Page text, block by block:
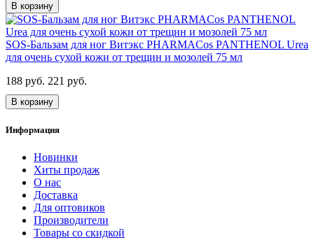
В корзину
SOS-Бальзам для ног Витэкс PHARMACos PANTHENOL Urea
для очень сухой кожи от трещин и мозолей 75 мл
188 руб. 221 руб.
В корзину
Информация
Новинки
Хиты продаж
О нас
Доставка
Для оптовиков
Производители
Товары со скидкой